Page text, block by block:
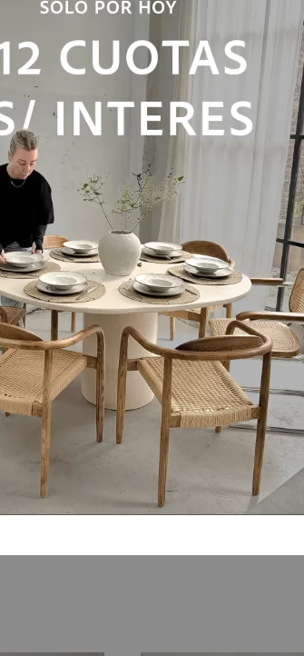
ESPACIOS REALES
hora de decorar nuestro hogar es saber
de comprar puedas dimensionar bien
o podes retirar por nuestra tienda en:
compra en Casa Maria Paula, tené en
Es por eso que pueden tener alguna